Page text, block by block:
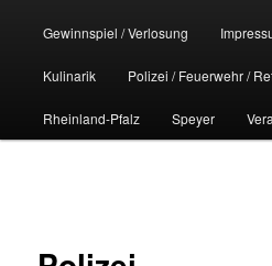
Gewinnspiel / Verlosung
Kulinarik Polizei / Feuerwehr /
Rheinland-Pfalz Speyer